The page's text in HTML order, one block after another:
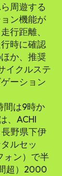
周遊する
ン機能が
行距離、
時に確認
か、推奨
イクルステ
ーション
間は9時か
、ACHI
野県下伊
ルセッ
ォン）で半
超）2000